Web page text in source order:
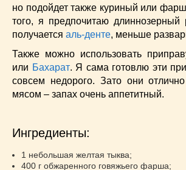
Низкокалорийные(33)
Новогодние(57)
Новости(54)
О жизни(25)
Овощи(98)
Пасхальные(17)
Польская кухня(21)
Праздничные блюда (63)
но подойдет также куриный или
того, я предпочитаю
получается аль-денте, меньше
Также можно использовать
или Бахарат. Я сама готовлю эти
совсем недорого. Зато они
мясом – запах очень аппетитный.
Ингредиенты:
1 небольшая желтая тыква;
400 г обжаренного говяжьего фарша;